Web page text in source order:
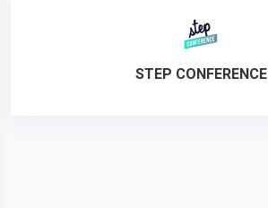
STEP CONFERENCE